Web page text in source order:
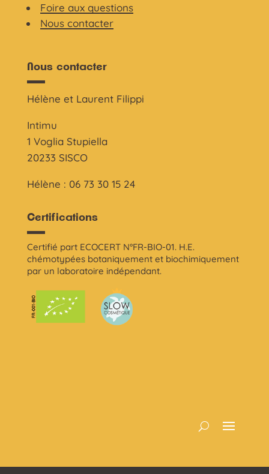
Foire aux questions
Nous contacter
Nous contacter
Hélène et Laurent Filippi
Intimu
1 Voglia Stupiella
20233 SISCO
Hélène : 06 73 30 15 24
Certifications
Certifié part ECOCERT N°FR-BIO-01. H.E.
chémotypées botaniquement et biochimiquement
par un laboratoire indépendant.